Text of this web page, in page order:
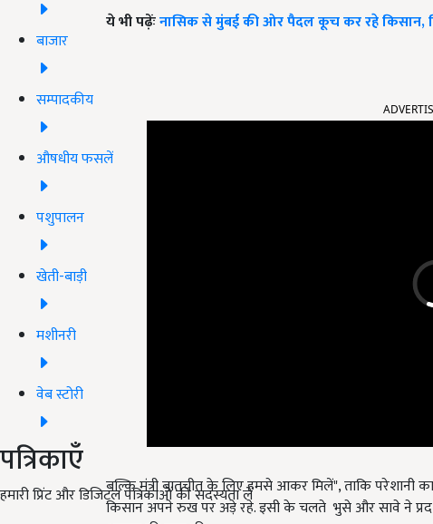
बाजार
सम्पादकीय
औषधीय फसलें
पशुपालन
खेती-बाड़ी
मशीनरी
वेब स्टोरी
पत्रिकाएँ
हमारी प्रिंट और डिजिटल पत्रिकाओं की सदस्यता लें
ये भी पढ़ेंःनासिक से मुंबई की ओर पैदल कूच कर रहे किसान,
किसान अपने रुख पर अड़े रहे. इसी के चलते भुसे और सावे ने
शहापुर की यात्रा की.